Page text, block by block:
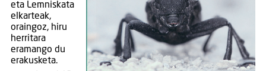
eta Lemniskata
elkarteak,
oraingoz, hiru
herritara
eramango du
erakusketa.